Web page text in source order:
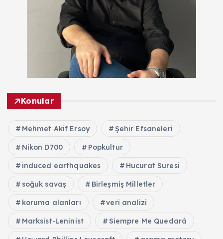
Konular
Mehmet Akif Ersoy Şehir Efsaneleri
Nikon D700 Popkultur
induced earthquakes Hucurat Suresi
soğuk savaş Birleşmiş Milletler
koruma alanları veri analizi
Marksist-Leninist Siempre Me Quedará